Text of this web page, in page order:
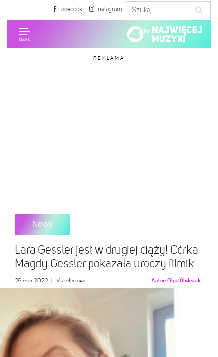
Facebook Instagram
REKLAMA
News
Lara Gessler jest w drugiej ciąży! Córka
Magdy Gessler pokazała uroczy filmik
29 mar 2022 #szołbiznes Autor:Olga Oleksiak